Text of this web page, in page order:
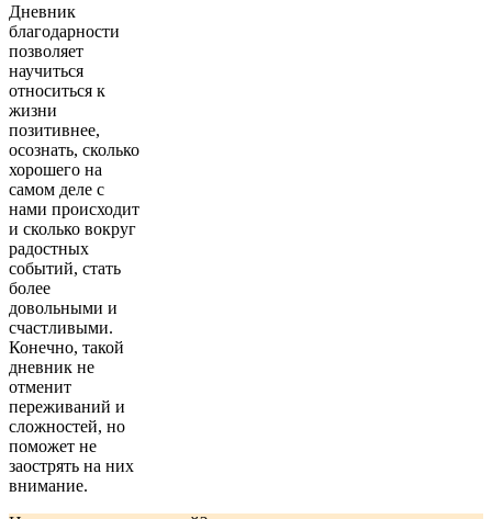
Дневник
благодарности
позволяет
научиться
относиться к
жизни
позитивнее,
осознать, сколько
хорошего на
самом деле с
нами происходит
и сколько вокруг
радостных
событий, стать
более
довольными и
счастливыми.
Конечно, такой
дневник не
отменит
переживаний и
сложностей, но
поможет не
заострять на них
внимание.